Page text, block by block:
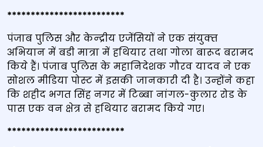
*************************
पंजाब पुलिस और केन्‍द्रीय एजेंसियों ने एक संयुक्‍त
अभियान में बडी मात्रा में हथियार तथा गोला बारूद बरामद
किये हैं। पंजाब पुलिस के महानिदेशक गौरव यादव ने एक
सोशल मीडिया पोस्‍ट में इसकी जानकारी दी है। उन्‍होंने कहा
कि शहीद भगत सिंह नगर में टिब्‍बा नांगल-कुलार रोड के
पास एक वन क्षेत्र से हथियार बरामद किये गए।
*************************